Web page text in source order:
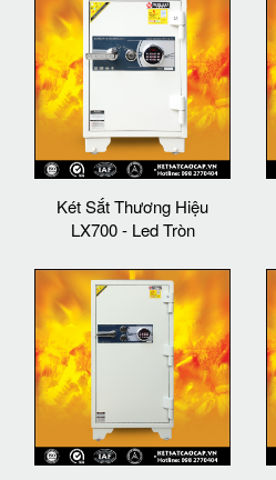
Két Sắt Thương Hiệu
LX700 - Led Tròn